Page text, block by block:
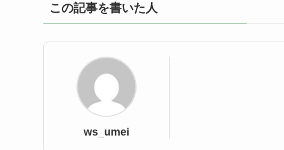
この記事を書いた人
ws_umei